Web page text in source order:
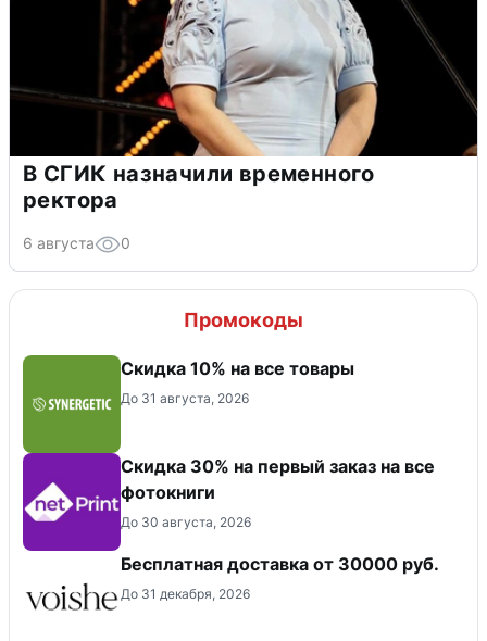
В СГИК назначили временного
ректора
6 августа 0
Промокоды
Скидка 10% на все товары
До 31 августа, 2026
Cкидка 30% на первый заказ на все
фотокниги
До 30 августа, 2026
Бесплатная доставка от 30000 руб.
До 31 декабря, 2026